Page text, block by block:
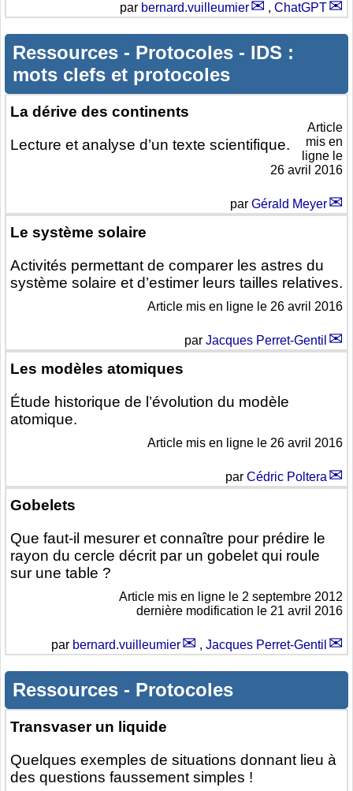
par bernard.vuilleumier , ChatGPT
Ressources - Protocoles - IDS :
mots clefs et protocoles
La dérive des continents
Lecture et analyse d’un texte scientifique.
Article
mis en
ligne le
26 avril 2016
par Gérald Meyer
Le système solaire
Activités permettant de comparer les astres du
système solaire et d’estimer leurs tailles relatives.
Article mis en ligne le 26 avril 2016
par Jacques Perret-Gentil
Les modèles atomiques
Étude historique de l’évolution du modèle
atomique.
Article mis en ligne le 26 avril 2016
par Cédric Poltera
Gobelets
Que faut-il mesurer et connaître pour prédire le
rayon du cercle décrit par un gobelet qui roule
sur une table ?
Article mis en ligne le 2 septembre 2012
dernière modification le 21 avril 2016
par bernard.vuilleumier , Jacques Perret-Gentil
Ressources - Protocoles
Transvaser un liquide
Quelques exemples de situations donnant lieu à
des questions faussement simples !